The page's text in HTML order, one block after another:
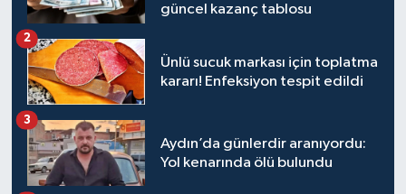
güncel kazanç tablosu
Ünlü sucuk markası için toplatma
kararı! Enfeksiyon tespit edildi
2
Aydın’da günlerdir aranıyordu:
Yol kenarında ölü bulundu
3